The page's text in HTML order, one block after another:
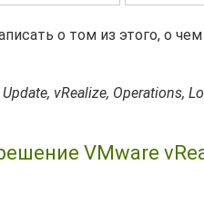
о том из этого, о
Update, vRealize, Operations,
VMware